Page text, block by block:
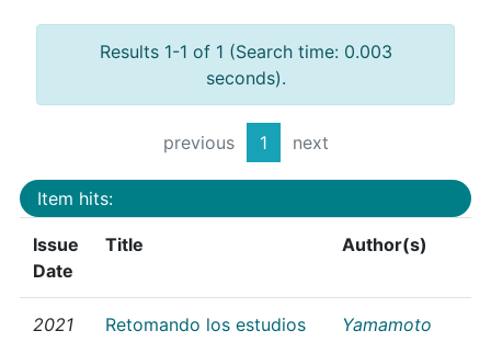
Results 1-1 of 1 (Search time: 0.003
seconds).
previous 1 next
Item hits:
Issue
Date
Title Author(s)
2021
Retomando los estudios
Yamamoto